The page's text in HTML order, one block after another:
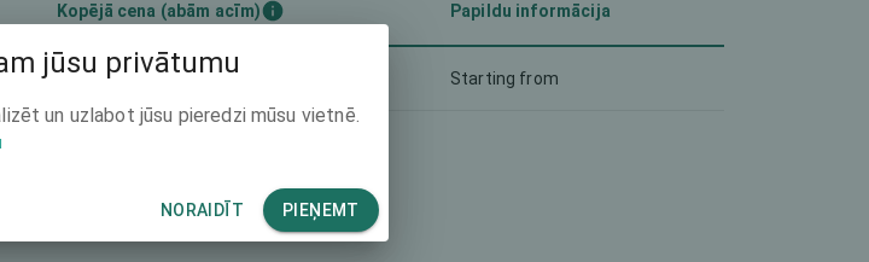
Kopējā cena (abām acīm) Papildu informācija
4668 € Starting from
jūsu privātumu
un uzlabot jūsu pieredzi mūsu vietnē.
NORAIDĪT PIEŅEMT